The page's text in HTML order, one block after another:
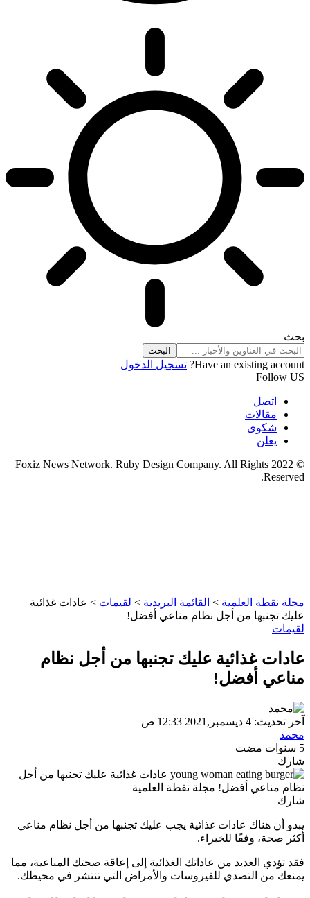
بحث
Have an existing account?
تسجيل الدخول
Follow US
اتصل
مقالات
شكوى
يعلن
© 2022 Foxiz News Network. Ruby Design Company. All Rights
Reserved.
مجلة نقطة العلمية > القائمة البريدية > لقيمات > عادات غذائية
عليك تجنبها من أجل نظام مناعي أفضل!
لقيمات
عادات غذائية عليك تجنبها من أجل نظام
مناعي أفضل!
آخر تحديث: 4 ديسمبر,2021 12:33 ص
محمد
5 سنوات مضت
شارك
شارك
يبدو أن هناك عادات غذائية يجب عليك تجنبها من أجل نظام مناعي
أكثر صحة، وفقًا للخبراء.
فقد تؤدي العديد من عاداتك الغذائية إلى إعاقة صحتك المناعية، مما
يمنعك من التصدي للفيروسات والأمراض التي تنتشر في محيطك.